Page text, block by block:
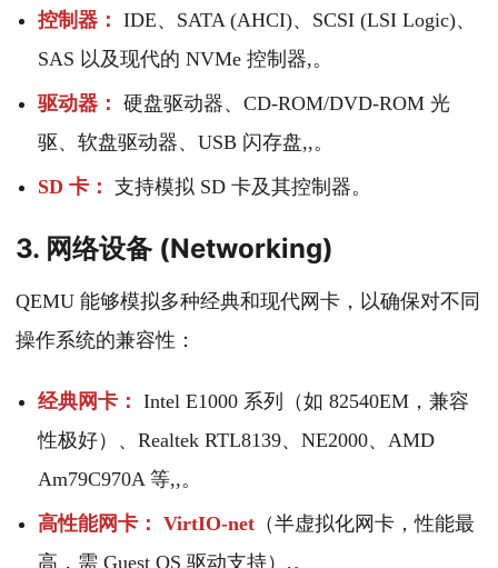
控制器： IDE、SATA (AHCI)、SCSI (LSI Logic)、
SAS 以及现代的 NVMe 控制器,。
驱动器： 硬盘驱动器、CD-ROM/DVD-ROM 光
驱、软盘驱动器、USB 闪存盘,,。
SD 卡： 支持模拟 SD 卡及其控制器。
3. 网络设备 (Networking)
QEMU 能够模拟多种经典和现代网卡，以确保对不同
操作系统的兼容性：
经典网卡： Intel E1000 系列（如 82540EM，兼容
性极好）、Realtek RTL8139、NE2000、AMD
Am79C970A 等,,。
高性能网卡： VirtIO-net （半虚拟化网卡，性能最
高，需 Guest OS 驱动支持）,。